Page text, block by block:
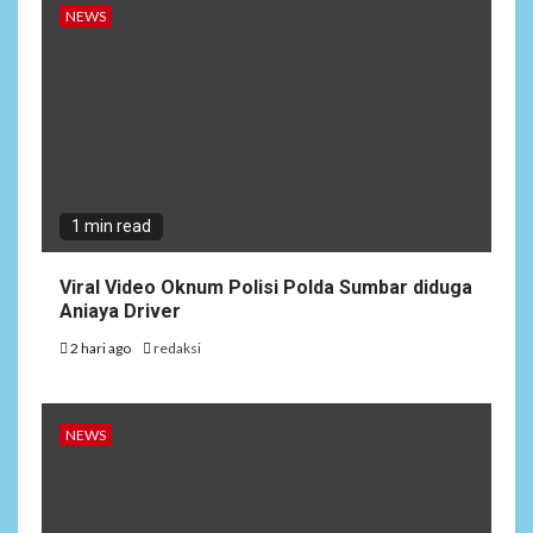
NEWS
1 min read
Viral Video Oknum Polisi Polda Sumbar diduga
Aniaya Driver
2 hari ago redaksi
NEWS